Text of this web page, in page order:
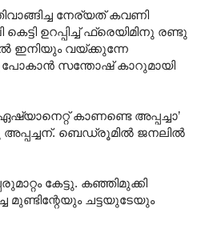
നേര്യത് കവണി
ഉറപ്പിച്ച് ഫ്രെയിമിനു രണ്ടു
ഇനിയും വയ്ക്കുന്നേ
പോകാൻ സന്തോഷ് കാറുമായി
കാണണ്ടെ അപ്പച്ചാ’
അപ്പച്ചന്. ബെഡ്രൂമിൽ ജനലിൽ
കേട്ടു. കഞ്ഞിമുക്കി
മുണ്ടിന്റേയും ചട്ടയുടേയും